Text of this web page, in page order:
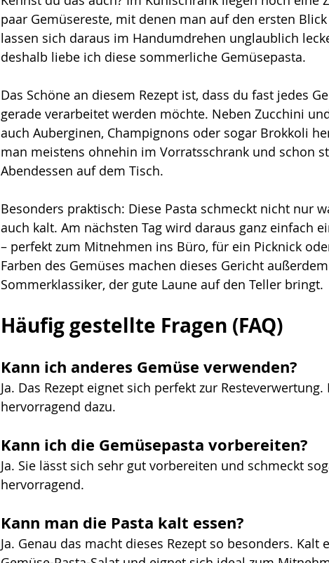
paar Gemüsereste, mit denen man auf den ersten
lassen sich daraus im Handumdrehen unglaublich
deshalb liebe ich diese sommerliche Gemüsepasta.
Das Schöne an diesem Rezept ist, dass du fast jedes
gerade verarbeitet werden möchte. Neben Zucchini
auch Auberginen, Champignons oder sogar Brokkoli
man meistens ohnehin im Vorratsschrank und schon
Abendessen auf dem Tisch.
Besonders praktisch: Diese Pasta schmeckt nicht nur
auch kalt. Am nächsten Tag wird daraus ganz einfach
– perfekt zum Mitnehmen ins Büro, für ein Picknick
Farben des Gemüses machen dieses Gericht
Sommerklassiker, der gute Laune auf den Teller bringt.
Häufig gestellte Fragen (FAQ)
Kann ich anderes Gemüse verwenden?
Ja. Das Rezept eignet sich perfekt zur
hervorragend dazu.
Kann ich die Gemüsepasta vorbereiten?
Ja. Sie lässt sich sehr gut vorbereiten und schmeckt
hervorragend.
Kann man die Pasta kalt essen?
Ja. Genau das macht dieses Rezept so besonders.